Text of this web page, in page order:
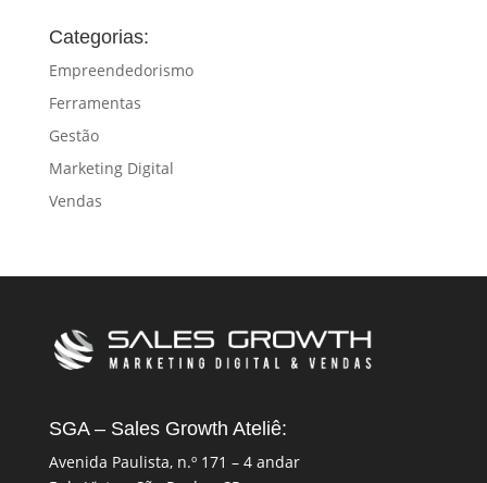
Categorias:
Empreendedorismo
Ferramentas
Gestão
Marketing Digital
Vendas
SGA – Sales Growth Ateliê:
Avenida Paulista, n.º 171 – 4 andar